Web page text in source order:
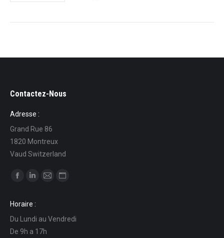
Contactez-Nous
Adresse :
Grand Rue 86
1820 Montreux
Vaud Switzerland
Ci puoi trovare su:
opens
in
new
opens
in
new
in
opens
Horaire :
Du Lundi au Vendredi
De 9h a 17h